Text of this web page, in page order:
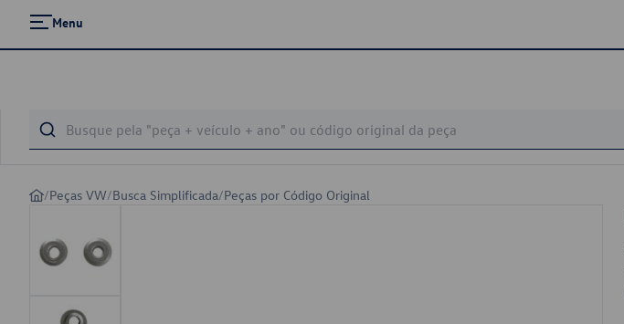
Menu
/Peças VW/Busca Simplificada/Peças por Código Original